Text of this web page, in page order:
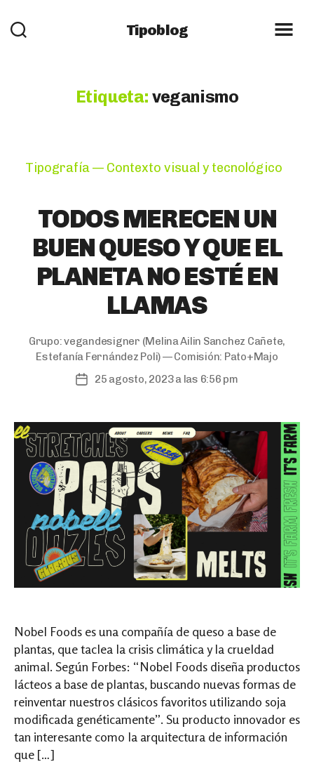
Tipoblog
Etiqueta: veganismo
Categories
Tipografía — Contexto visual y tecnológico
TODOS MERECEN UN
BUEN QUESO Y QUE EL
PLANETA NO ESTÉ EN
LLAMAS
Grupo:vegandesigner (Melina Ailin Sanchez Cañete,
Estefanía Fernández Poli) — Comisión: Pato+Majo
Post25 agosto, 2023 a las 6:56 pm
Nobel Foods es una compañía de queso a base de
plantas, que taclea la crisis climática y la crueldad
animal. Según Forbes: “Nobel Foods diseña productos
lácteos a base de plantas, buscando nuevas formas de
reinventar nuestros clásicos favoritos utilizando soja
modificada genéticamente”. Su producto innovador es
tan interesante como la arquitectura de información
que […]